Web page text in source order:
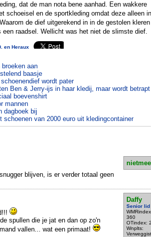
dat de man nota bene aanhad. Een wakkere
schoeisel en de sportkleding omdat deze alleen
de dief uitgerekend in in de gestolen
een raadsel. Wellicht was het niet de slimste dief.
en Heraux
aan
baasje
wordt pater
Ben & Jerry-ijs in haar kledij, maar wordt betrapt
boevenshirt
mannen
dagboek bij
schoenen van 2000 euro uit kledingcontainer
blijven, is er verder totaal geen
Daffy
Senior lid
360
OTindex:
Wnplts:
Verweggist
spullen die je jat en dan op zo'n
vallen... wat een primaat!